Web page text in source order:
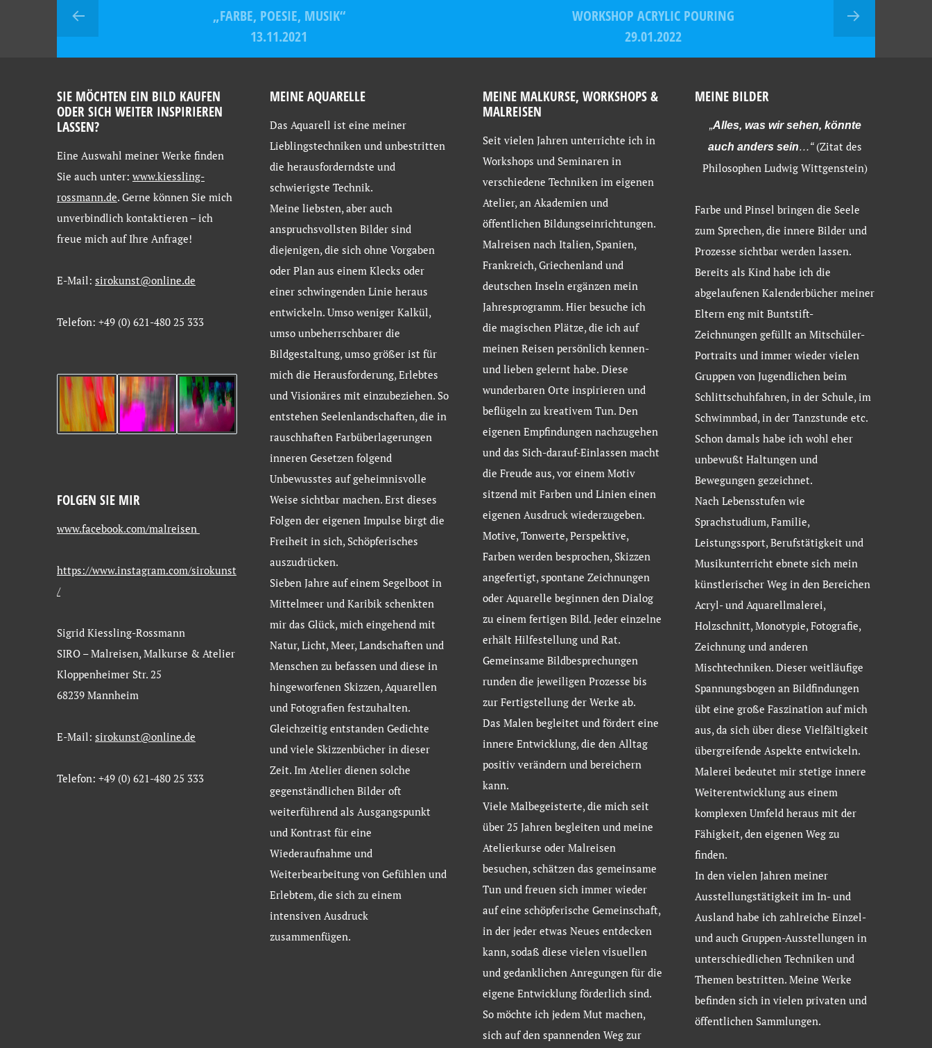
„FARBE, POESIE, MUSIK“
13.11.2021
WORKSHOP ACRYLIC POURING
29.01.2022
SIE MÖCHTEN EIN BILD KAUFEN
ODER SICH WEITER INSPIRIEREN
LASSEN?
Eine Auswahl meiner Werke finden
Sie auch unter: www.kiessling-
rossmann.de. Gerne können Sie mich
unverbindlich kontaktieren –ich
freue mich aufIhre Anfrage!
E-Mail: sirokunst@online.de
Telefon: +49 (0) 621-480 25 333
FOLGEN SIE MIR
www.facebook.com/malreisen
https://www.instagram.com/sirokunst
/
Sigrid Kiessling-Rossmann
SIRO – Malreisen, Malkurse & Atelier
Kloppenheimer Str. 25
68239 Mannheim
E-Mail: sirokunst@online.de
Telefon: +49 (0) 621-480 25 333
MEINE AQUARELLE
Das Aquarell ist eine meiner
Lieblingstechniken und unbestritten
die herausforderndste und
schwierigste Technik.
Meine liebsten, aber auch
anspruchsvollsten Bilder sind
diejenigen, die sich ohne Vorgaben
oder Plan aus einem Klecks oder
einer schwingenden Linie heraus
entwickeln. Umso weniger Kalkül,
umso unbeherrschbarer die
Bildgestaltung, umso größer ist für
mich die Herausforderung, Erlebtes
und Visionäres mit einzubeziehen. So
entstehen Seelenlandschaften, die in
rauschhaften Farbüberlagerungen
inneren Gesetzen folgend
Unbewusstes auf geheimnisvolle
Weise sichtbar machen. Erst dieses
Folgen der eigenen Impulse birgt die
Freiheit in sich, Schöpferisches
auszudrücken.
Sieben Jahre auf einem Segelboot in
Mittelmeer und Karibik schenkten
mir das Glück, mich eingehend mit
Natur, Licht, Meer, Landschaften und
Menschen zu befassen und diese in
hingeworfenen Skizzen, Aquarellen
und Fotografien festzuhalten.
Gleichzeitig entstanden Gedichte
und viele Skizzenbücher in dieser
Zeit. Im Atelier dienen solche
gegenständlichen Bilder oft
weiterführend als Ausgangspunkt
und Kontrast für eine
Wiederaufnahme und
Weiterbearbeitung von Gefühlen und
Erlebtem, die sich zu einem
intensiven Ausdruck
zusammenfügen.
MEINE MALKURSE, WORKSHOPS &
MALREISEN
Seit vielen Jahren unterrichte ich in
Workshops und Seminaren in
verschiedene Techniken im eigenen
Atelier, an Akademien und
öffentlichen Bildungseinrichtungen.
Malreisen nach Italien, Spanien,
Frankreich, Griechenland und
deutschen Inseln ergänzen mein
Jahresprogramm. Hier besuche ich
die magischen Plätze, die ich auf
meinen Reisen persönlich kennen-
und lieben gelernt habe. Diese
wunderbaren Orte inspirieren und
beflügeln zu kreativem Tun. Den
eigenen Empfindungen nachzugehen
und das Sich-darauf-Einlassen macht
die Freude aus, vor einem Motiv
sitzend mit Farben und Linien einen
eigenen Ausdruck wiederzugeben.
Motive, Tonwerte, Perspektive,
Farben werden besprochen, Skizzen
angefertigt, spontane Zeichnungen
oder Aquarelle beginnen den Dialog
zu einem fertigen Bild. Jeder einzelne
erhält Hilfestellung und Rat.
Gemeinsame Bildbesprechungen
runden die jeweiligen Prozesse bis
zur Fertigstellung der Werke ab.
Das Malen begleitet und fördert eine
innere Entwicklung, die den Alltag
positiv verändern und bereichern
kann.
Viele Malbegeisterte, die mich seit
über 25 Jahren begleiten und meine
Atelierkurse oder Malreisen
besuchen, schätzen das gemeinsame
Tun und freuen sich immer wieder
auf eine schöpferische Gemeinschaft,
in der jeder etwas Neues entdecken
kann, sodaß diese vielen visuellen
und gedanklichen Anregungen für die
eigene Entwicklung förderlich sind.
So möchte ich jedem Mut machen,
sich auf den spannenden Weg zur
MEINE BILDER
„Alles, was wir sehen, könnte
auch anders sein…“(Zitat des
Philosophen Ludwig Wittgenstein)
Farbe und Pinsel bringen die Seele
zum Sprechen, die innere Bilder und
Prozesse sichtbar werden lassen.
Bereits als Kind habe ich die
abgelaufenen Kalenderbücher meiner
Eltern eng mit Buntstift-
Zeichnungen gefüllt an Mitschüler-
Portraits und immer wieder vielen
Gruppen von Jugendlichen beim
Schlittschuhfahren, in der Schule, im
Schwimmbad, in der Tanzstunde etc.
Schon damals habe ich wohl eher
unbewußt Haltungen und
Bewegungen gezeichnet.
Nach Lebensstufen wie
Sprachstudium, Familie,
Leistungssport, Berufstätigkeit und
Musikunterricht ebnete sich mein
künstlerischer Weg in den Bereichen
Acryl- und Aquarellmalerei,
Holzschnitt, Monotypie, Fotografie,
Zeichnung und anderen
Mischtechniken. Dieser weitläufige
Spannungsbogen an Bildfindungen
übt eine große Faszination auf mich
aus, da sich über diese Vielfältigkeit
übergreifende Aspekte entwickeln.
Malerei bedeutet mir stetige innere
Weiterentwicklung aus einem
komplexen Umfeld heraus mit der
Fähigkeit, den eigenen Weg zu
finden.
In den vielen Jahren meiner
Ausstellungstätigkeit im In- und
Ausland habe ich zahlreiche Einzel-
und auch Gruppen-Ausstellungen in
unterschiedlichen Techniken und
Themen bestritten. Meine Werke
befinden sich in vielen privaten und
öffentlichen Sammlungen.